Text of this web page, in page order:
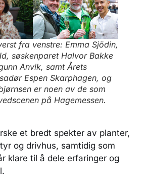
fra venstre: Emma Sjödin,
søskenparet Halvor Bakke
Anvik, samt Årets
Espen Skarphagen, og
er noen av de som
på Hagemessen.
et bredt spekter av planter,
og drivhus, samtidig som
klare til å dele erfaringer og